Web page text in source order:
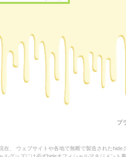
プ
在、 ウェブサイトや各地で無断で製造されたhide